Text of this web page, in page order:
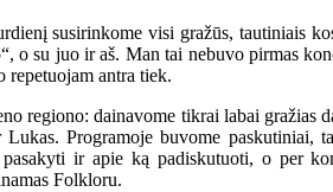
susirinkome visi gražūs, tautiniais
o su juo ir aš. Man tai nebuvo pirmas
repetuojam antra tiek.
regiono: dainavome tikrai labai
Programoje buvome paskutiniai,
ir apie ką padiskutuoti, o per
Folkloru.